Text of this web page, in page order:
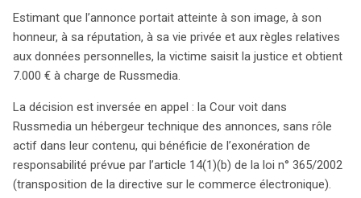
Estimant que l’annonce portait atteinte à son image, à son
honneur, à sa réputation, à sa vie privée et aux règles relatives
aux données personnelles, la victime saisit la justice et obtient
7.000 € à charge de Russmedia.
La décision est inversée en appel : la Cour voit dans
Russmedia un hébergeur technique des annonces, sans rôle
actif dans leur contenu, qui bénéficie de l’exonération de
responsabilité prévue par l’article 14(1)(b) de la loi n° 365/2002
(transposition de la directive sur le commerce électronique).